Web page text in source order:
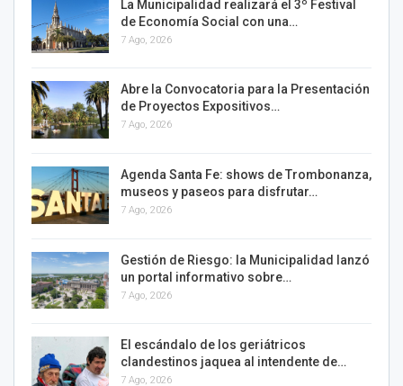
La Municipalidad realizará el 3º Festival
de Economía Social con una…
7 Ago, 2026
Abre la Convocatoria para la Presentación
de Proyectos Expositivos…
7 Ago, 2026
Agenda Santa Fe: shows de Trombonanza,
museos y paseos para disfrutar…
7 Ago, 2026
Gestión de Riesgo: la Municipalidad lanzó
un portal informativo sobre…
7 Ago, 2026
El escándalo de los geriátricos
clandestinos jaquea al intendente de…
7 Ago, 2026